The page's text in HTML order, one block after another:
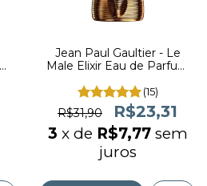
Jean Paul Gaultier - Le
Male Elixir Eau de Parfum
(15)
R$31,90 R$23,31
3 x de R$7,77 sem
juros